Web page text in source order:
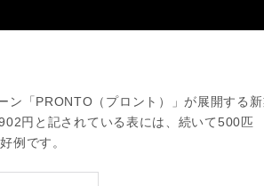
ン「PRONTO（プロント）」が展開する
円と記されている表には、続いて500匹
例です。